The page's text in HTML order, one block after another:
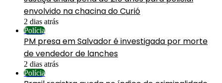
envolvido na chacina do Curió
2 dias atrás
Polícia
PM presa em Salvador é investigada por morte
de vendedor de lanches
2 dias atrás
Polícia